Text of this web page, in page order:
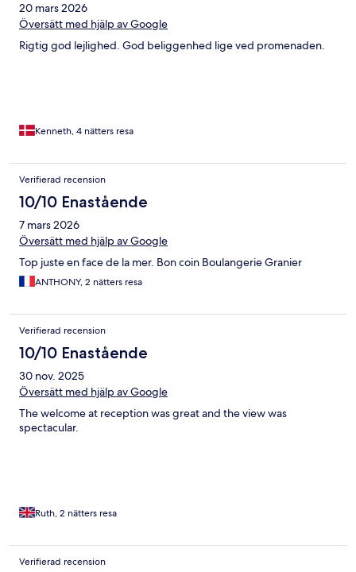
20 mars 2026
Översätt med hjälp av Google
Rigtig god lejlighed. God beliggenhed lige ved promenaden.
Kenneth, 4 nätters resa
Verifierad recension
10/10 Enastående
7 mars 2026
Översätt med hjälp av Google
Top juste en face de la mer. Bon coin Boulangerie Granier
ANTHONY, 2 nätters resa
Verifierad recension
10/10 Enastående
30 nov. 2025
Översätt med hjälp av Google
The welcome at reception was great and the view was
spectacular.
Ruth, 2 nätters resa
Verifierad recension